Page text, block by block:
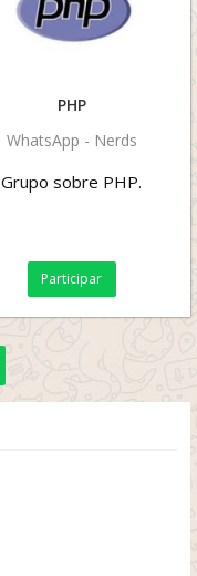
PHP
WhatsApp - Nerds
Grupo sobre PHP.
Participar